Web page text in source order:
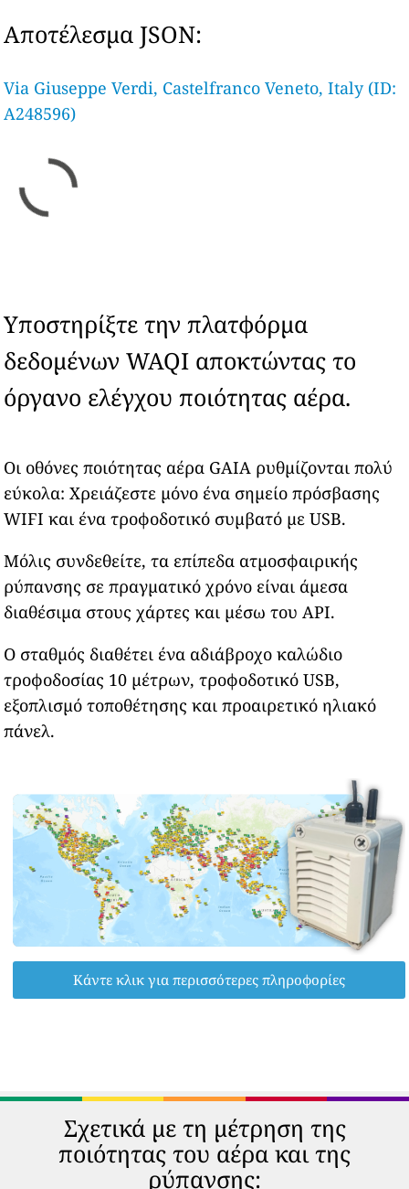
Αποτέλεσμα JSON:
Via Giuseppe Verdi, Castelfranco Veneto, Italy (ID:
A248596)
Υποστηρίξτε την πλατφόρμα
δεδομένων WAQI αποκτώντας το
όργανο ελέγχου ποιότητας αέρα.
Οι οθόνες ποιότητας αέρα GAIA ρυθμίζονται πολύ
εύκολα: Χρειάζεστε μόνο ένα σημείο πρόσβασης
WIFI και ένα τροφοδοτικό συμβατό με USB.
Μόλις συνδεθείτε, τα επίπεδα ατμοσφαιρικής
ρύπανσης σε πραγματικό χρόνο είναι άμεσα
διαθέσιμα στους χάρτες και μέσω του API.
Ο σταθμός διαθέτει ένα αδιάβροχο καλώδιο
τροφοδοσίας 10 μέτρων, τροφοδοτικό USB,
εξοπλισμό τοποθέτησης και προαιρετικό ηλιακό
πάνελ.
Κάντε κλικ για περισσότερες πληροφορίες
Σχετικά με τη μέτρηση της
ποιότητας του αέρα και της
ρύπανσης: